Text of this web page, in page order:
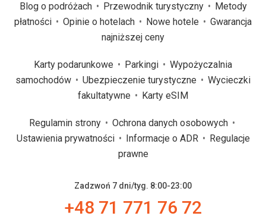
Blog o podróżach Przewodnik turystyczny
Metody
płatności
Opinie o hotelach Nowe hotele
Gwarancja
najniższej ceny
Karty podarunkowe Parkingi
Wypożyczalnia
samochodów
Ubezpieczenie turystyczne
Wycieczki
fakultatywne
Karty eSIM
Regulamin strony
Ochrona danych osobowych
Ustawienia prywatności
Informacje o ADR
Regulacje
prawne
Zadzwoń 7 dni/tyg. 8:00-23:00
+48 71 771 76 72